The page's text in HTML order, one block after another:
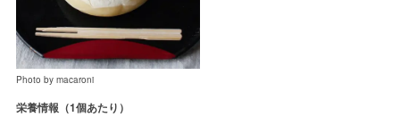
Photo by macaroni
栄養情報（1個あたり）